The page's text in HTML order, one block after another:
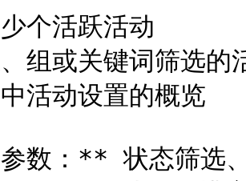
个活跃活动
组或关键词筛选的
活动设置的概览
数：** 状态筛选